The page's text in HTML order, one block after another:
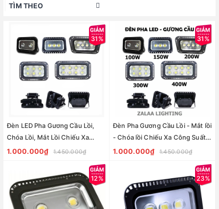
TÌM THEO
31%
Đèn LED Pha Gương Cầu Lồi,
Chóa Lồi, Mắt Lồi Chiếu Xa
Rộng Ngoài Trời
1.000.000₫ 1.450.000₫
31%
Đèn Pha Gương Cầu Lồi - Mắt lồi
- Chóa lồi Chiếu Xa Công Suất
từ 100W đến 400W
1.000.000₫ 1.450.000₫
12% 23%